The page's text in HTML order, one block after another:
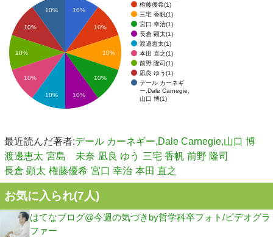
権藤優希(1)
三宅 香帆(1)
宮口 幸治(1)
長倉 顕太(1)
渡邊恵太(1)
本田 直之(1)
前野 隆司(1)
凪良 ゆう(1)
デール カーネギ
ー,Dale Carnegie,
山口 博(1)
10%
10%
10%
10%
10%
10%
10%
10%
10% 10%
最近読んだ著者:デール カーネギー,Dale Carnegie,山口 博
渡邊恵太 宮島 未奈 凪良 ゆう 三宅 香帆 前野 隆司
長倉 顕太 権藤優希 宮口 幸治 本田 直之
お気に入られ(7人)
はてなブログ@今週の気づきby哲学科卒フォト/ビデオグラ
ファー